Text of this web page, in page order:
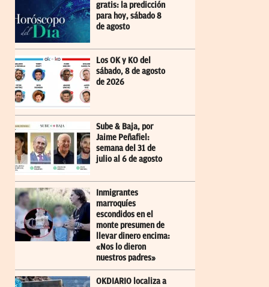
gratis: la predicción
para hoy, sábado 8
de agosto
Los OK y KO del
sábado, 8 de agosto
de 2026
Sube & Baja, por
Jaime Peñafiel:
semana del 31 de
julio al 6 de agosto
Inmigrantes
marroquíes
escondidos en el
monte presumen de
llevar dinero encima:
«Nos lo dieron
nuestros padres»
OKDIARIO localiza a